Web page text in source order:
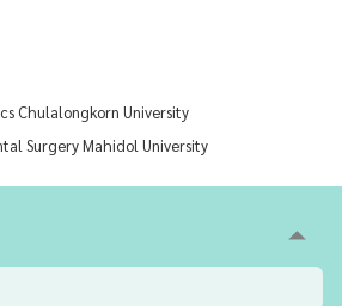
Chulalongkorn University
Surgery Mahidol University